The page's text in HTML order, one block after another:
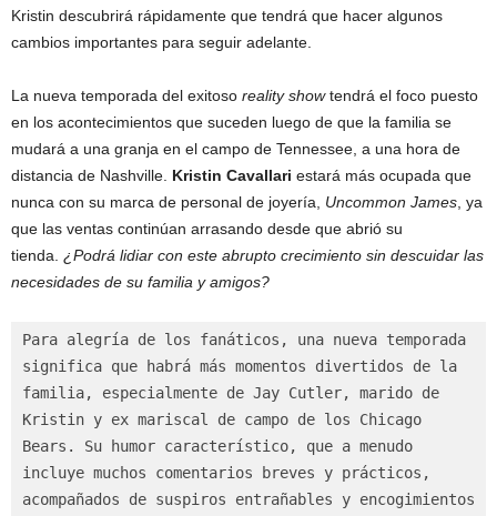
Kristin descubrirá rápidamente que tendrá que hacer algunos
cambios importantes para seguir adelante.
La nueva temporada del exitoso reality showtendrá el foco puesto
en los acontecimientos que suceden luego de que la familia se
mudará a una granja en el campo de Tennessee, a una hora de
distancia de Nashville. Kristin Cavallari estará más ocupada que
nunca con su marca de personal de joyería, Uncommon James , ya
que las ventas continúan arrasando desde que abrió su
tienda. ¿Podrá lidiar con este abrupto crecimiento sin descuidar las
necesidades de su familia y amigos?
Para alegría de los fanáticos, una nueva temporada
significa que habrá más momentos divertidos de la
familia, especialmente de Jay Cutler, marido de
Kristin y ex mariscal de campo de los Chicago
Bears. Su humor característico, que a menudo
incluye muchos comentarios breves y prácticos,
acompañados de suspiros entrañables y encogimientos